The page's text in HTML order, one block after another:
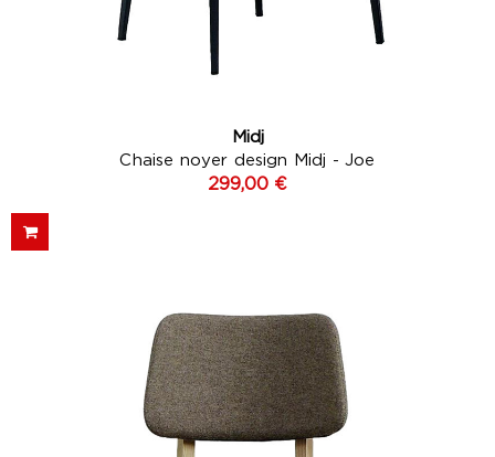
Midj
Chaise noyer design Midj - Joe
299,00 €